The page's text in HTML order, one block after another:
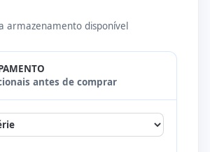
armazenamento disponível
antes de comprar